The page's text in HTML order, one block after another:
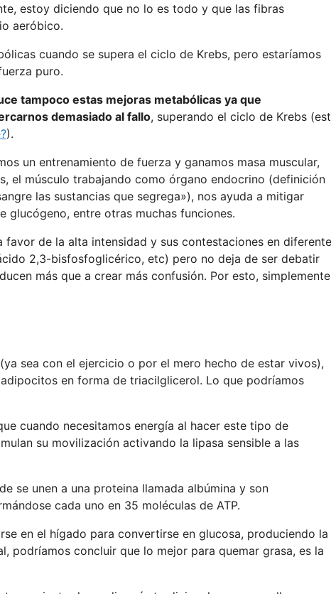
estoy diciendo que no lo es todo y que las fibras
aeróbico.
cuando se supera el ciclo de Krebs, pero estaríamos
puro.
tampoco estas mejoras metabólicas ya que
demasiado al fallo, superando el ciclo de Krebs
).
un entrenamiento de fuerza y ganamos masa muscular,
el músculo trabajando como órgano endocrino (definición
las sustancias que segrega»), nos ayuda a mitigar
glucógeno, entre otras muchas funciones.
de la alta intensidad y sus contestaciones en
2,3-bisfosfoglicérico, etc) pero no deja de ser debatir
más que a crear más confusión. Por esto, simplemente
sea con el ejercicio o por el mero hecho de estar vivos),
en forma de triacilglicerol. Lo que podríamos
cuando necesitamos energía al hacer este tipo de
su movilización activando la lipasa sensible a las
se unen a una proteina llamada albúmina y son
cada uno en 35 moléculas de ATP.
en el hígado para convertirse en glucosa, produciendo la
podríamos concluir que lo mejor para quemar grasa, es la